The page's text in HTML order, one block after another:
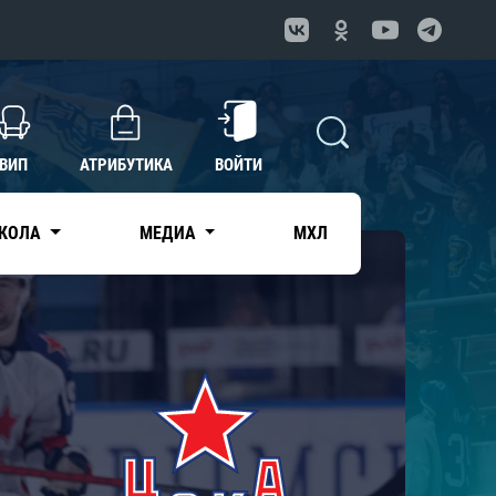
ВИП АТРИБУТИКА ВОЙТИ
МЕДИА МХЛ